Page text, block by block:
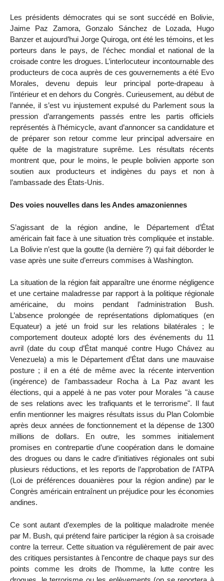
Les présidents démocrates qui se sont succédé en Bolivie,
Jaime Paz Zamora, Gonzalo Sánchez de Lozada, Hugo
Banzer et aujourd’hui Jorge Quiroga, ont été les témoins, et les
porteurs dans le pays, de l’échec mondial et national de la
croisade contre les drogues. L’interlocuteur incontournable des
producteurs de coca auprès de ces gouvernements a été Evo
Morales, devenu depuis leur principal porte-drapeau à
l’intérieur et en dehors du Congrès. Curieusement, au début de
l’année, il s’est vu injustement expulsé du Parlement sous la
pression d’arrangements passés entre les partis officiels
représentés à l’hémicycle, avant d’annoncer sa candidature et
de préparer son retour comme leur principal adversaire en
quête de la magistrature suprême. Les résultats récents
montrent que, pour le moins, le peuple bolivien apporte son
soutien aux producteurs et indigènes du pays et non à
l’ambassade des États-Unis.
Des voies nouvelles dans les Andes amazoniennes
S’agissant de la région andine, le Département d’État
américain fait face à une situation très compliquée et instable.
La Bolivie n’est que la goutte (la dernière ?) qui fait déborder le
vase après une suite d’erreurs commises à Washington.
La situation de la région fait apparaître une énorme négligence
et une certaine maladresse par rapport à la politique régionale
américaine, du moins pendant l’administration Bush.
L’absence prolongée de représentations diplomatiques (en
Equateur) a jeté un froid sur les relations bilatérales ; le
comportement douteux adopté lors des événements du 11
avril (date du coup d’État manqué contre Hugo Chávez au
Venezuela) a mis le Département d’État dans une mauvaise
posture ; il en a été de même avec la récente intervention
(ingérence) de l’ambassadeur Rocha à La Paz avant les
élections, qui a appelé à ne pas voter pour Morales "à cause
de ses relations avec les trafiquants et le terrorisme". Il faut
enfin mentionner les maigres résultats issus du Plan Colombie
après deux années de fonctionnement et la dépense de 1300
millions de dollars. En outre, les sommes initialement
promises en contrepartie d’une coopération dans le domaine
des drogues ou dans le cadre d’initiatives régionales ont subi
plusieurs réductions, et les reports de l’approbation de l’ATPA
(Loi de préférences douanières pour la région andine) par le
Congrès américain entraînent un préjudice pour les économies
andines.
Ce sont autant d’exemples de la politique maladroite menée
par M. Bush, qui prétend faire participer la région à sa croisade
contre la terreur. Cette situation va régulièrement de pair avec
des critiques persistantes à l’encontre de chaque pays sur des
points comme les droits de l’homme, la lutte contre les